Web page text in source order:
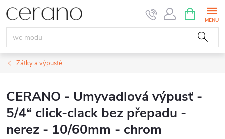
Přejít
na
obsah
NÁKUPNÍ
KOŠÍK
Zátky a výpustě
CERANO - Umyvadlová výpusť -
5/4“ click-clack bez přepadu -
nerez - 10/60mm - chrom